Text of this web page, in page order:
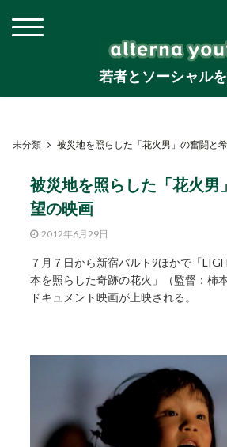
若者とソーシャル
未分類 被災地を照らした「花火男」の奮闘と
被災地を照らした「花火男
望の映画
2012年6月29日
７月７日から新宿バルト9ほかで「
本を照らした奇跡の花火」（監督：柿
ドキュメント映画が上映される。